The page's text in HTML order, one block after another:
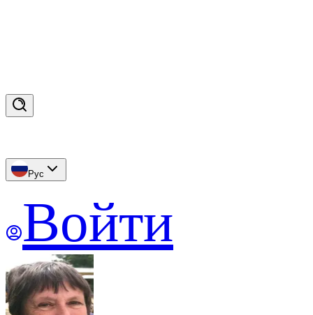
Рус
Войти